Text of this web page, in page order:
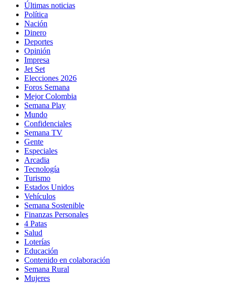
Últimas noticias
Política
Nación
Dinero
Deportes
Opinión
Impresa
Jet Set
Elecciones 2026
Foros Semana
Mejor Colombia
Semana Play
Mundo
Confidenciales
Semana TV
Gente
Especiales
Arcadia
Tecnología
Turismo
Estados Unidos
Vehículos
Semana Sostenible
Finanzas Personales
4 Patas
Salud
Loterías
Educación
Contenido en colaboración
Semana Rural
Mujeres